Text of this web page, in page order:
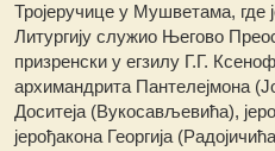
Тројеручице у Мушветама, где
Литургију служио Његово
призренски у егзилу Г.Г.
архимандрита Пантелејмона
Доситеја (Вукосављевића),
јерођакона Георгија